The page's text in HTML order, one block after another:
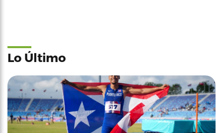
Lo Último